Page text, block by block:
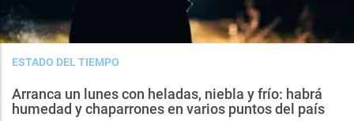
ESTADO DEL TIEMPO
Arranca un lunes con heladas, niebla y frío: habrá
humedad y chaparrones en varios puntos del país